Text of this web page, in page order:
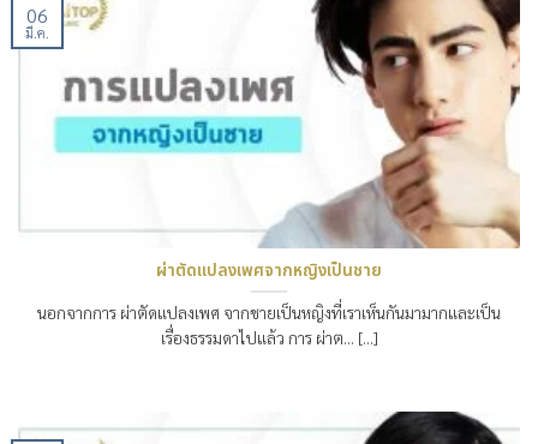
ผ่าตัดแปลงเพศจากหญิงเป็นชาย
นอกจากการ ผ่าตัดแปลงเพศ จากชายเป็นหญิงที่เราเห็นกันมามากและเป็น
เรื่องธรรมดาไปแล้ว การ ผ่าต… [...]
06
มี.ค.